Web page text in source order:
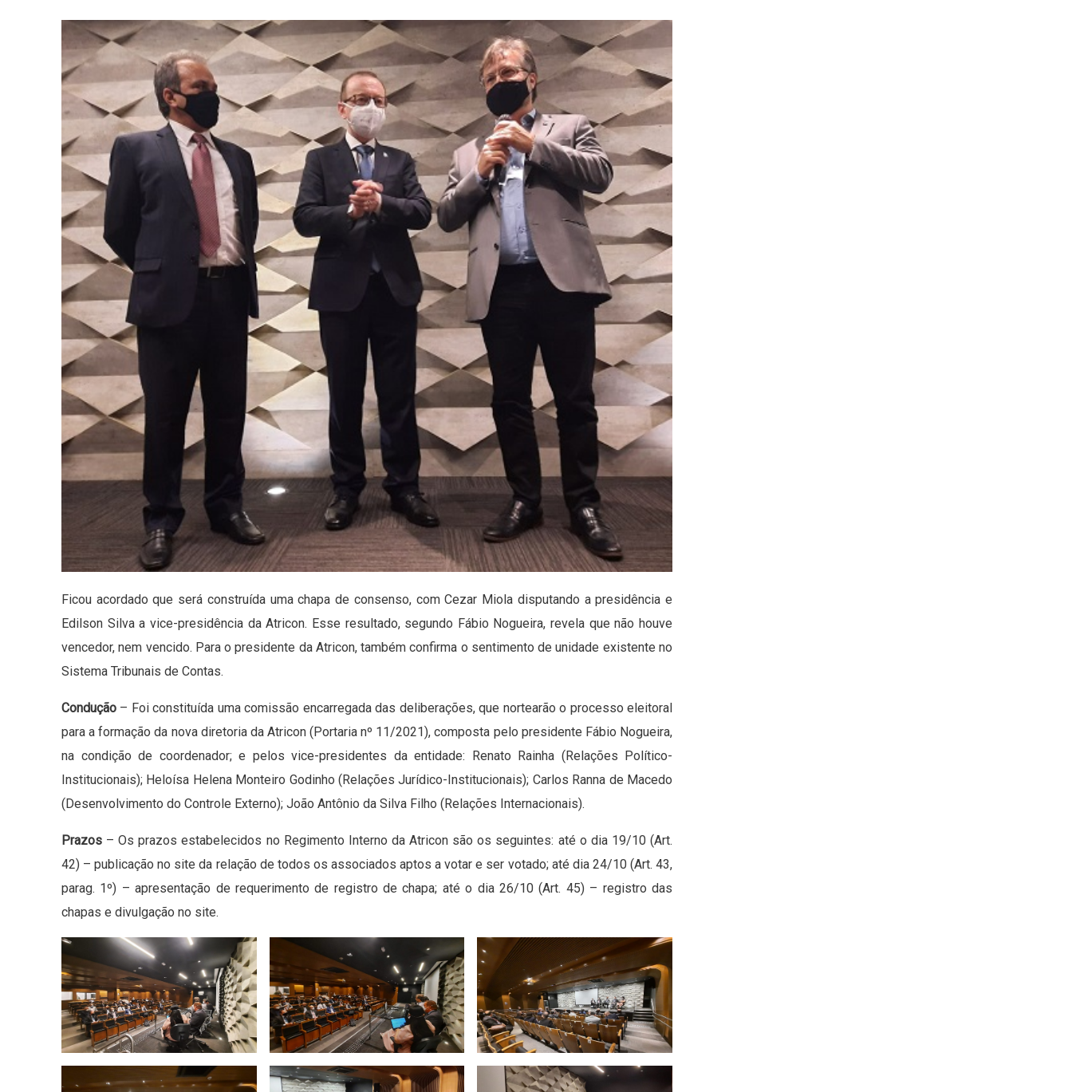
Ficou acordado que será construída uma chapa de consenso, com Cezar Miola disputando a presidência e
Edilson Silva a vice-presidência da Atricon. Esse resultado, segundo Fábio Nogueira, revela que não houve
vencedor, nem vencido. Para o presidente da Atricon, também confirma o sentimento de unidade existente no
Sistema Tribunais de Contas.
Condução – Foi constituída uma comissão encarregada das deliberações, que nortearão o processo eleitoral
para a formação da nova diretoria da Atricon (Portaria nº 11/2021), composta pelo presidente Fábio Nogueira,
na condição de coordenador; e pelos vice-presidentes da entidade: Renato Rainha (Relações Político-
Institucionais); Heloísa Helena Monteiro Godinho (Relações Jurídico-Institucionais); Carlos Ranna de Macedo
(Desenvolvimento do Controle Externo); João Antônio da Silva Filho (Relações Internacionais).
Prazos – Os prazos estabelecidos no Regimento Interno da Atricon são os seguintes: até o dia 19/10 (Art.
42) – publicação no site da relação de todos os associados aptos a votar e ser votado; até dia 24/10 (Art. 43,
parag. 1º) – apresentação de requerimento de registro de chapa; até o dia 26/10 (Art. 45) – registro das
chapas e divulgação no site.